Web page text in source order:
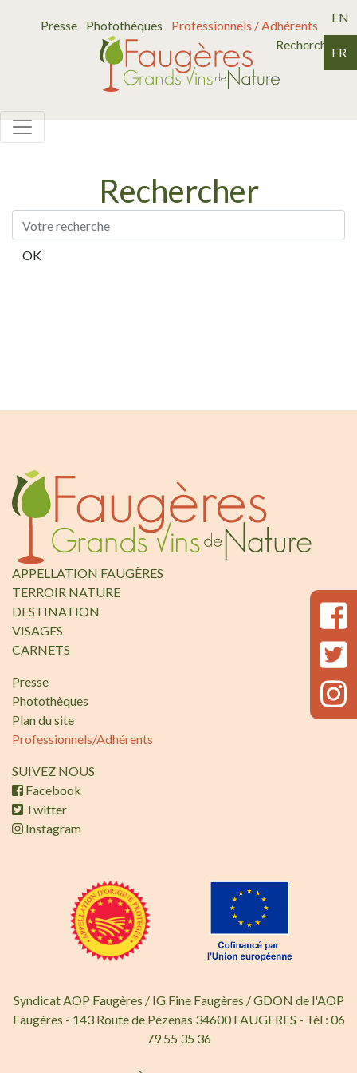
Presse Photothèques
Professionnels / Adhérents
Recherche
EN
FR
Rechercher
OK
APPELLATION FAUGÈRES
TERROIR NATURE
DESTINATION
VISAGES
CARNETS
Presse
Photothèques
Plan du site
Professionnels/Adhérents
SUIVEZ NOUS
Facebook
Twitter
Instagram
Syndicat AOP Faugères / IG Fine Faugères / GDON de l'AOP
Faugères - 143 Route de Pézenas 34600 FAUGERES - Tél : 06
79 55 35 36